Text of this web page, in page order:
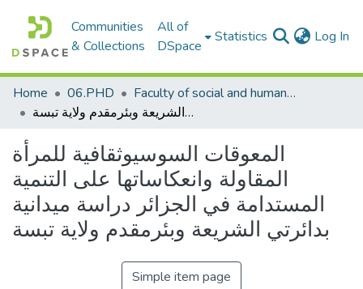
Communities
& Collections
All of
DSpace
Statistics Log In
Home 06.PHD
Faculty of social and humanities sciences_PHD
المعوقات السوسيوثقافية للمرأة المقاولة وانعكاساتها على التنمية المستدامة في الجزائر دراسة ميدانية بدائرتي الشريعة وبئرمقدم ولاية تبسة
المعوقات السوسيوثقافية للمرأة
المقاولة وانعكاساتها على التنمية
المستدامة في الجزائر دراسة ميدانية
بدائرتي الشريعة وبئرمقدم ولاية تبسة
Simple item page